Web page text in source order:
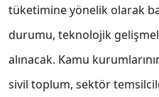
tüketimine yönelik olarak
durumu, teknolojik
alınacak. Kamu
sivil toplum, sektör